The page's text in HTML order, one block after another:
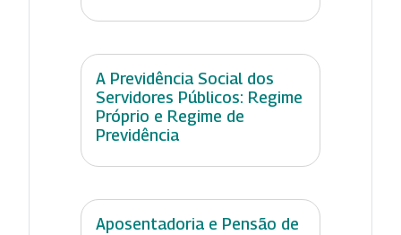
A Previdência Social dos
Servidores Públicos: Regime
Próprio e Regime de
Previdência
Aposentadoria e Pensão de